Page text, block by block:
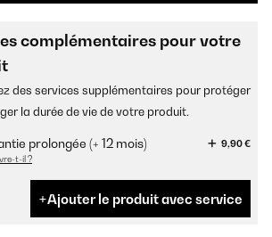
complémentaires pour votre
des services supplémentaires pour protéger
la durée de vie de votre produit.
prolongée (+ 12 mois)
9,90 €
t-il ?
Ajouter le produit avec service